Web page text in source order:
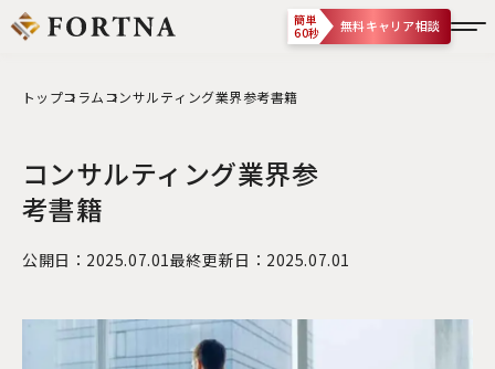
簡単
60秒
無料キャリア相談
トップコラムコンサルティング業界参考書籍
コンサルティング業界参
考書籍
公開日：2025.07.01最終更新日：2025.07.01